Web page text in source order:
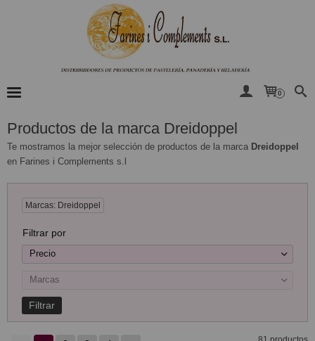
0
Productos de la marca Dreidoppel
Te mostramos la mejor selección de productos de la marca Dreidoppel
en Farines i Complements s.l
Marcas: Dreidoppel
Filtrar por
Precio
Marcas